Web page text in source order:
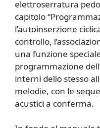
elettroserratura
capitolo
l’autoinserzione
controllo,
una funzione
programmazione
interni dello stesso
melodie, con le
acustici a conferma.